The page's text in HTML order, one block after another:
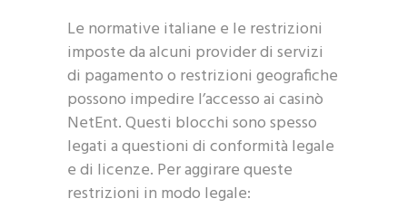
Le normative italiane e le restrizioni
imposte da alcuni provider di servizi
di pagamento o restrizioni geografiche
possono impedire l’accesso ai casinò
NetEnt. Questi blocchi sono spesso
legati a questioni di conformità legale
e di licenze. Per aggirare queste
restrizioni in modo legale: